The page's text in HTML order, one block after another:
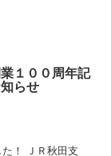
１００周年記
らせ
！ ＪＲ秋田支